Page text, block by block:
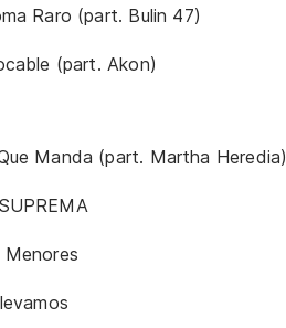
Raro (part. Bulin 47)
(part. Akon)
Manda (part. Martha Heredia)
Menores